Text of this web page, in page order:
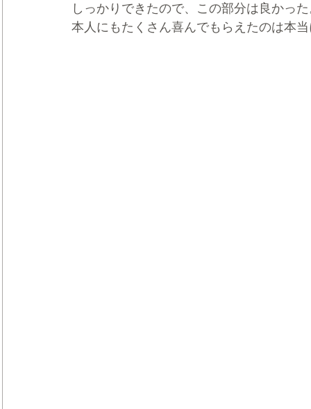
しっかりできたので、この部分は良かっ
本人にもたくさん喜んでもらえたのは本